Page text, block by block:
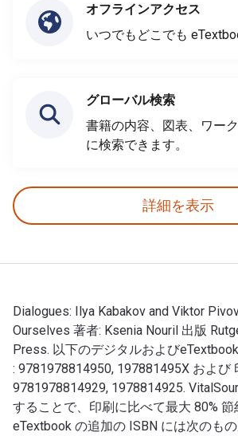
オフラインアクセス
いつでもどこでも
グローバル検索
書籍の内容、図表、ワー
に検索できます。
詳細を表示
Dialogues: Ilya Kabakov and Viktor
Ourselves 著者: Ksenia Nouril 出版
Press. 以下のデジタルおよび
: 9781978814950, 197881495X および
9781978814929, 1978814925.
することで、印刷に比べて最大 80%
eTextbook の追加の ISBN には次のも